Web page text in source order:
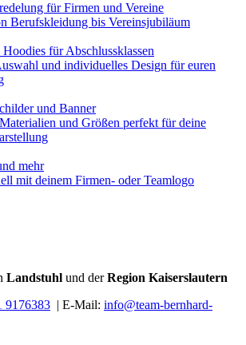
für Firmen und Vereine
Berufskleidung bis Vereinsjubiläum
für Abschlussklassen
und individuelles Design für euren
und Banner
und Größen perfekt für deine
mehr
mit deinem Firmen- oder Teamlogo
Landstuhl und derRegion Kaiserslautern
9176383 | E-Mail: info@team-bernhard-